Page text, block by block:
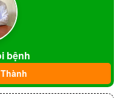
sang con. Vì vậy,
luận để quyết
nhất, có thể là sinh
bệnh